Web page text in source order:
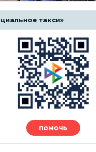
такси»
помочь